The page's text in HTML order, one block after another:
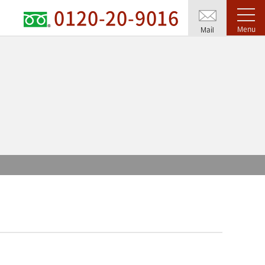
0120-20-9016 Mail Menu